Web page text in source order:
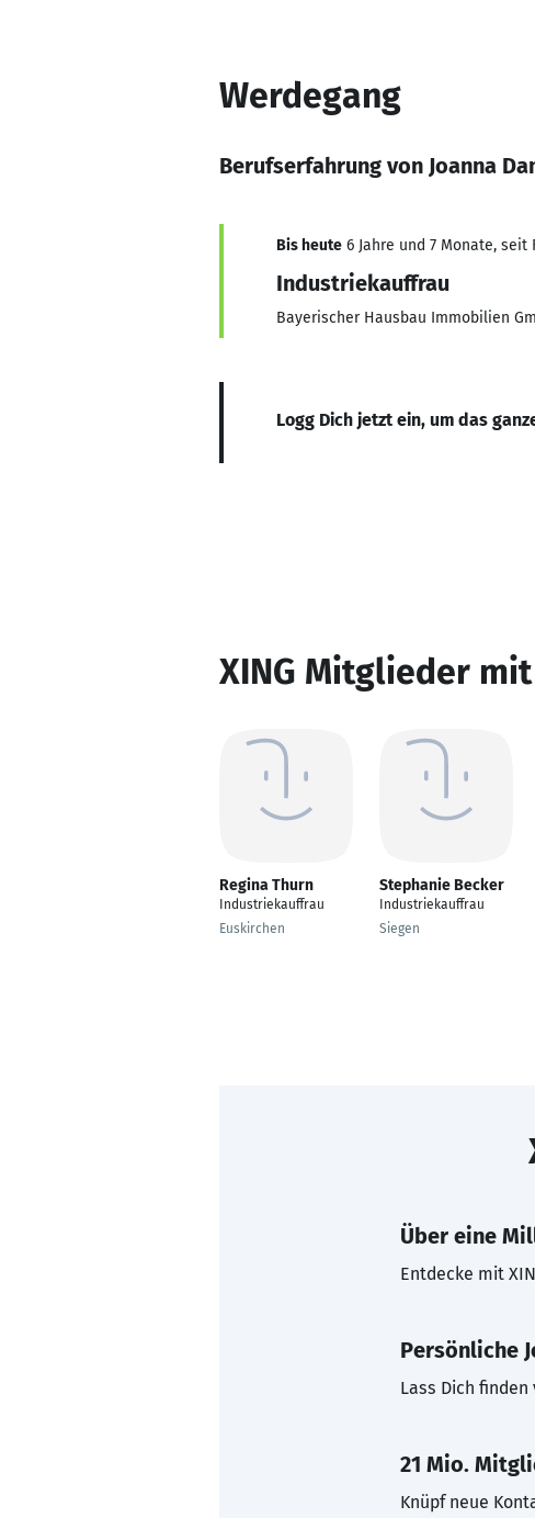
Werdegang
Berufserfahrung von Joanna
Bis heute 6 Jahre und 7 Monate, seit
Industriekauffrau
Bayerischer Hausbau Immobilien
Logg Dich jetzt ein, um das
XING Mitglieder
Regina Thurn
Industriekauffrau
Euskirchen
Stephanie Becker
Industriekauffrau
Siegen
Über eine
Entdecke mit
Persönliche
Lass Dich
21 Mio.
Knüpf neue